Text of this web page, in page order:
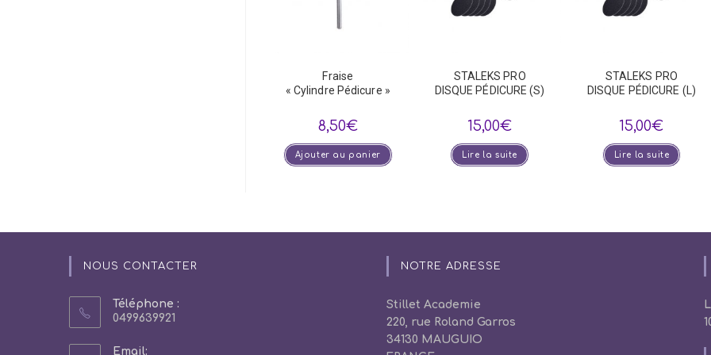
Fraise
« Cylindre Pédicure »
8,50€
Ajouter au panier
STALEKS PRO
DISQUE PÉDICURE (S)
15,00€
Lire la suite
STALEKS PRO
DISQUE PÉDICURE (L)
15,00€
Lire la suite
NOUS CONTACTER
Téléphone :
0499639921
Email:
NOTRE ADRESSE
Stillet Academie
220, rue Roland Garros
34130 MAUGUIO